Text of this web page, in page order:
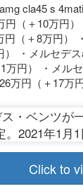
cla45 s
円（＋10万円
円（＋8万円）
・メルセデ
万円） ・メル
万円（＋17万
Click to